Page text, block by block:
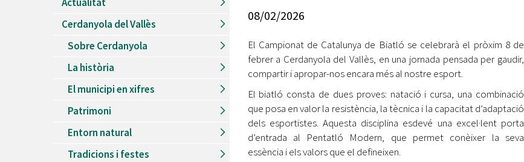
Recursos Humans
Del26/06/2026al30/08/2026
Patis oberts temporada d'estiu
Piscines d'estiu a Cerdanyola
Del01/06/2026al30/09/2026
Refugis climàtics a Cerdanyola
Jocs d'aigua del Parc Cordelles
Del01/07/2024al31/08/2026
jove 2026
Cerdanyola opta a més de 5 milions d'euros del Pla de
Barris per transformar les Fontetes, Quatre Cantons i
l'entorn de l'avinguda Catalunya
El FIT presenta el cartell de la seva 16a edició i dona el
tret de sortida al festival
L’Ajuntament reparteix ulleres gratuïtes per veure
l'eclipsi solar
Cerdanyola del Vallès
Sobre Cerdanyola
La història
El municipi en xifres
Patrimoni
Entorn natural
Tradicions i festes
08/02/2026
El Campionat de Catalunya de Biatló se celebrarà el pròxim 8 de
febrer a Cerdanyola del Vallès, en una jornada pensada per gaudir,
compartir i apropar-nos encara més al nostre esport.
El biatló consta de dues proves: natació i cursa, una combinació
que posa en valor la resistència, la tècnica i la capacitat d’adaptació
dels esportistes. Aquesta disciplina esdevé una excel·lent porta
d’entrada al Pentatló Modern, que permet conèixer la seva
essència i els valors que el defineixen.